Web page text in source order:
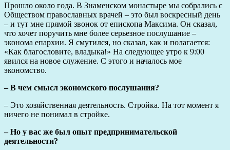
Прошло около года. В Знаменском монастыре мы собрались с
Обществом православных врачей – это был воскресный день
– и тут мне прямой звонок от епископа Максима. Он сказал,
что хочет поручить мне более серьезное послушание –
эконома епархии. Я смутился, но сказал, как и полагается:
«Как благословите, владыка!» На следующее утро к 9:00
явился на новое служение. С этого и началось мое
экономство.
– В чем смысл экономского послушания?
– Это хозяйственная деятельность. Стройка. На тот момент я
ничего не понимал в стройке.
– Но у вас же был опыт предпринимательской
деятельности?